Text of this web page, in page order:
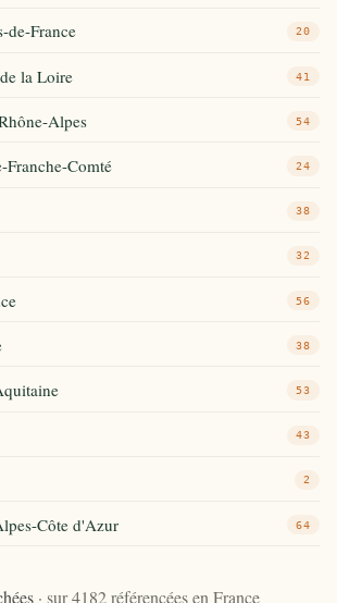
de-France 20
la Loire 41
Alpes 54
Comté 24
38
32
56
38
53
43
2
Côte d'Azur 64
· sur 4182 référencées en France